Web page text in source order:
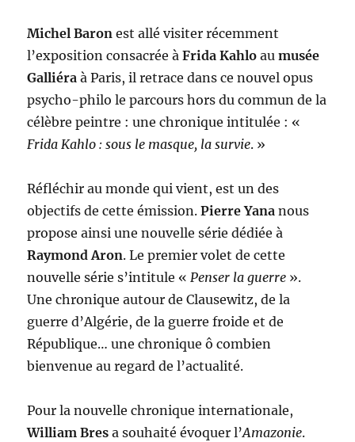
Michel Baron est allé visiter récemment
l’exposition consacrée àFrida Kahlo aumusée
Galliéra à Paris, il retrace dans ce nouvel opus
psycho-philo le parcours hors du commun de la
célèbre peintre : une chronique intitulée : «
Frida Kahlo : sous le masque, la survie. »
Réfléchir au monde qui vient, est un des
objectifs de cette émission.Pierre Yana nous
propose ainsi une nouvelle série dédiée à
Raymond Aron. Le premier volet de cette
nouvelle série s’intitule «Penser la guerre ».
Une chronique autour de Clausewitz, de la
guerre d’Algérie, de la guerre froide et de
République… une chronique ô combien
bienvenue au regard de l’actualité.
Pour la nouvelle chronique internationale,
William Bres a souhaité évoquer l’Amazonie.